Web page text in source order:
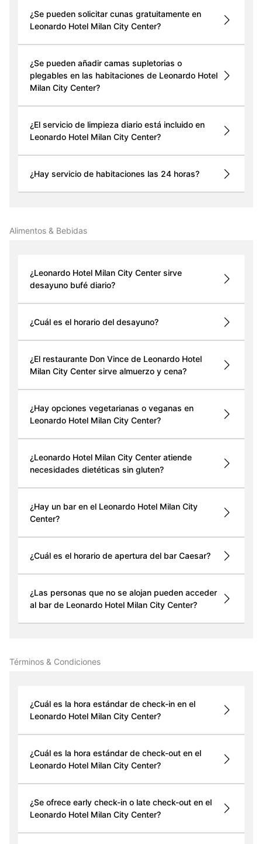
¿Se pueden solicitar cunas gratuitamente en
Leonardo Hotel Milan City Center?
¿Se pueden añadir camas supletorias o
plegables en las habitaciones de Leonardo Hotel
Milan City Center?
¿El servicio de limpieza diario está incluido en
Leonardo Hotel Milan City Center?
¿Hay servicio de habitaciones las 24 horas?
Alimentos & Bebidas
¿Leonardo Hotel Milan City Center sirve
desayuno bufé diario?
¿Cuál es el horario del desayuno?
¿El restaurante Don Vince de Leonardo Hotel
Milan City Center sirve almuerzo y cena?
¿Hay opciones vegetarianas o veganas en
Leonardo Hotel Milan City Center?
¿Leonardo Hotel Milan City Center atiende
necesidades dietéticas sin gluten?
¿Hay un bar en el Leonardo Hotel Milan City
Center?
¿Cuál es el horario de apertura del bar Caesar?
¿Las personas que no se alojan pueden acceder
al bar de Leonardo Hotel Milan City Center?
Términos & Condiciones
¿Cuál es la hora estándar de check-in en el
Leonardo Hotel Milan City Center?
¿Cuál es la hora estándar de check-out en el
Leonardo Hotel Milan City Center?
¿Se ofrece early check-in o late check-out en el
Leonardo Hotel Milan City Center?